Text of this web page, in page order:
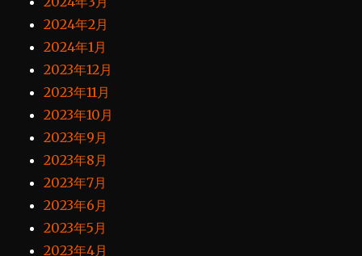
2024年2月
2024年1月
2023年12月
2023年11月
2023年10月
2023年9月
2023年8月
2023年7月
2023年6月
2023年5月
2023年4月